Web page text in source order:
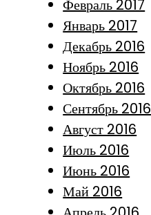
Февраль 2017
Январь 2017
Декабрь 2016
Ноябрь 2016
Октябрь 2016
Сентябрь 2016
Август 2016
Июль 2016
Июнь 2016
Май 2016